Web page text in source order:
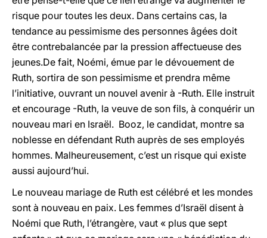
risque pour toutes les deux. Dans certains cas, la
tendance au pessimisme des personnes âgées doit
être contrebalancée par la pression affectueuse des
jeunes.De fait, Noémi, émue par le dévouement de
Ruth, sortira de son pessimisme et prendra même
l’initiative, ouvrant un nouvel avenir à -Ruth. Elle instruit
et encourage -Ruth, la veuve de son fils, à conquérir un
nouveau mari en Israël. Booz, le candidat, montre sa
noblesse en défendant Ruth auprès de ses employés
hommes. Malheureusement, c’est un risque qui existe
aussi aujourd’hui.
Le nouveau mariage de Ruth est célébré et les mondes
sont à nouveau en paix. Les femmes d’Israël disent à
Noémi que Ruth, l’étrangère, vaut « plus que sept